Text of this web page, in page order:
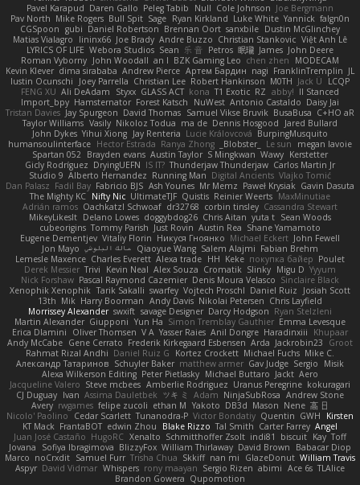
Pavel Karapud Daren Gallo Peleg Tabib Null Cole Johnson Joe Bergmann
Pav North Mike Rogers Bull Spit Sage Ryan Kirkland Luke White Yannick falgn0n
CGSpoon gubi Daniel Robertson Brennan Oort sanxbile Dustin McGlinchey
Matias Vialagro
lininx66 Joe Brady Andre Buzzo Christian Stankovic Việt Anh Lê
LYRICS OF LIFE Webora Studios Sean 乐 音 Petros 眠瓏 James John Deere
Roman Vyborny John Woodall an l BZK Gaming Leo chen zhen
MODECAM
Kevin Klever dima sirababa Andrew Pierce Артем Бардин nagi FranklinTremplin JL
Iustin Ocunschi
Joey Parrella Christian Lee Robert Hankinson M0TH Jack Ü
LCQP
FENG XU Ali DeAdam Styxx GLASS ACT kona T1 Exotic RZ abby! ll Stanced
Import_bpy Hamsternator Forest Katsch NuWest Antonio Castaldo Daisy Jai
Tristan Davies Jay Spurgeon David Thomas Samuel Vikse Bruvik BusaBusa C+HO aR
Taylor Williams Vasily Nikoloz Todua ma de Dennis Hosgood
Jared Bullard
John Dykes Yihui Xiong Jay Renteria Lucie Královcová BurpingMusquito
humansoulinterface Hector Estrada Ranya Zhong _Blobster_ Le sun
megan lavoie
Spartan 052
Brayden evans Austin Taylor S Mingkwan Wawy Kerstetter
Gicly Rodríguez DryingUEFN IS IT? Thunderjaw Thunderjaw Carlos Martin Jr
Studio 9 Alberto Hernandez Running Man Digital Ancients Vlajko Tomić
Dan Palasz Fadil Bay Fabricio BJS Ash Younes Mr Memz Paweł Krysiak Gavin Dasuta
The Mighty KC Nifty Nic UltimateTJF Quistis Reinier Weerts MaxMinutiae
Adrián ramos Oachkatzl Schwoaf dr32768 corbin tinsley Cassandra Stewart
MikeyLikesIt Delano Lowes doggybdog26 Chris Aitan yuta t Sean Woods
cubeorigins Tommy Parish Just Rovin Austin Rea Shane Yamamoto
Eugene Dementjev Vitaliy Florin Никуся Гноянко Michael Eckert John Fewell
Jon Mayo مالك البلوشي Qiaoyue Wang Salem Alajmi Fabian Brehm
Lemesle Maxence Charles Everett Alexa trade HH Keke покупка байер Poulet
Derek Messier Trivi Kevin Neal Alex Souza Cromatik Slinky Migu D Yyyum
Nick Forshaw Pascal Raymond Cazemier Denis Moura Velasco Sinclaire Black
Xenophik Xenophik Tarik Sakalli swarfey Vojtech Proschl Daniel Ruiz
Josiah Scott
13th Mik Harry Boorman Andy Davis Nikolai Petersen Chris Layfield
Morrissey Alexander swxift savage Designer Darcy Hodgson Ryan Stelzleni
Martin Alexander Giupponi Yun Ha Simon Tremblay Gauthier Emma Levesque
Erica Dlamini
Oliver Thomsen V A Yasser Raies Anil Dongre Haradinxiii
Khupaar
Andy McCabe Gene Cerrato Frederik Kirkegaard Esbensen Arda Jackrobin23
Groot
Rahmat Rizal Andhi Daniel Ruiz G Kortez Crockett Michael Fuchs Mike C.
Александр Татаринов Schuyler Baker matthew armer Gav Judge Sergio
Misik
Alexa Wilkerson Editing Peter Pietlasky Michael Buttaro Jackt Aero
Jacqueline Valero Steve mcbees Amberlie Rodriguez Uranus Peregrine kokuragari
CJ Duguay Ivan Assima Dauletbek ツキ ミ Adam NinjaSubRosa Andrew Stone
Avery rwgames felipe zucoli ethan M Yakoto DB3d Mason Nene 高 日
Nicolo' Paolino
Cedar Scarlett Tunanodra-P Victor Bondatiy Quentin GWH
Kirsten
KT Mack FrantaBOT edwin Zhou Blake Rizzo Tal Smith Carter Farrey Angel
Juan José Castaño HugoRC Xenalto Schmitthoffer Zsolt indi81 biscuit Kay Toff
Jovana
Sofiya Ibragimova BlizzyFox William Thirlaway David Brown
Babacar Diop
Marco noCrxdit Samuel Furr Trisha Chua Skkiff nan mi GlazeDonut William Travis
Aspyr David Vidmar Whispers rony maayan Sergio Rizen abimi Ace 6s TLAlice
Brandon Gowera Qupomotion